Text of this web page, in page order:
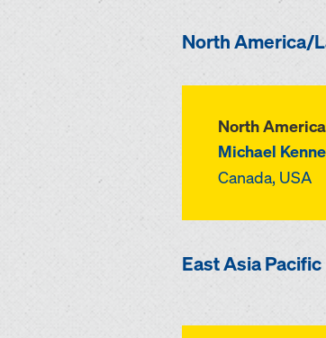
North America/
North America
Michael
Canada, USA
East Asia Pacific